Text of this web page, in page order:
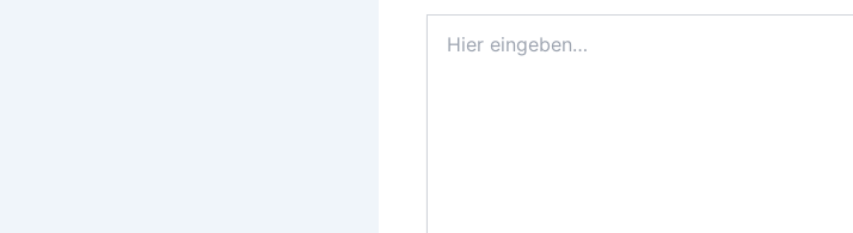
eingeben…